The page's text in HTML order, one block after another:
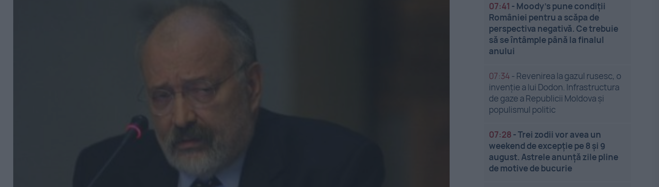
07:41 - Moody’s pune condiții
României pentru a scăpa de
perspectiva negativă. Ce trebuie
să se întâmple până la finalul
anului
07:34 - Revenirea la gazul rusesc, o
invenție a lui Dodon. Infrastructura
de gaze a Republicii Moldova și
populismul politic
07:28 -Trei zodii vor avea un
weekend de excepție pe 8 și 9
august. Astrele anunță zile pline
de motive de bucurie